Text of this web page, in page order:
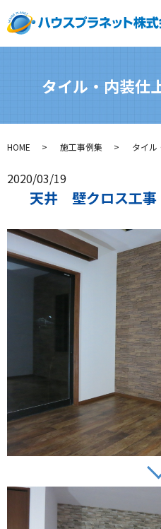
タイル・内装仕
HOME 施工事例集 タイル
2020/03/19
天井 壁クロス工